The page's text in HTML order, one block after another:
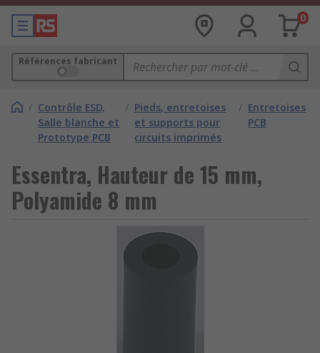
0
Références fabricant
/ Contrôle ESD,
Salle blanche et
Prototype PCB
/ Pieds, entretoises
et supports pour
circuits imprimés
/ Entretoises
PCB
Essentra, Hauteur de 15 mm,
Polyamide 8 mm